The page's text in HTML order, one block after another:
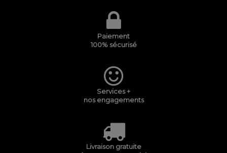
Paiement
100% sécurisé
Services +
nos engagements
Livraison gratuite